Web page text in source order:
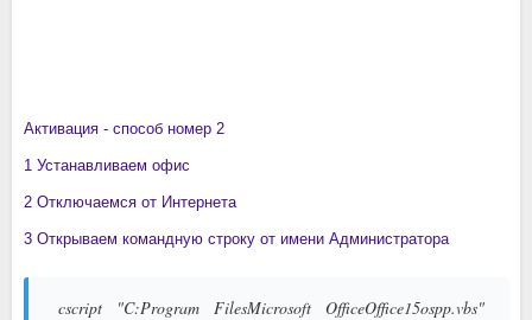
Активация - способ номер 2
1 Устанавливаем офис
2 Отключаемся от Интернета
3 Открываем командную строку от имени Администратора
cscript "C:Program FilesMicrosoft OfficeOffice15ospp.vbs"